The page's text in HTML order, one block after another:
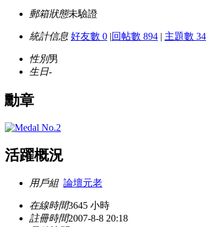
郵箱狀態未驗證
統計信息 好友數 0 |回帖數 894 | 主題數 34
性別男
生日-
勳章
活躍概況
用戶組 論壇元老
在線時間3645 小時
註冊時間2007-8-8 20:18